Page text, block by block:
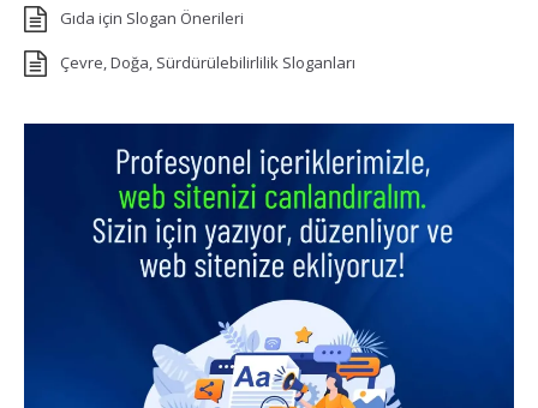
Gıda için Slogan Önerileri
Çevre, Doğa, Sürdürülebilirlilik Sloganları